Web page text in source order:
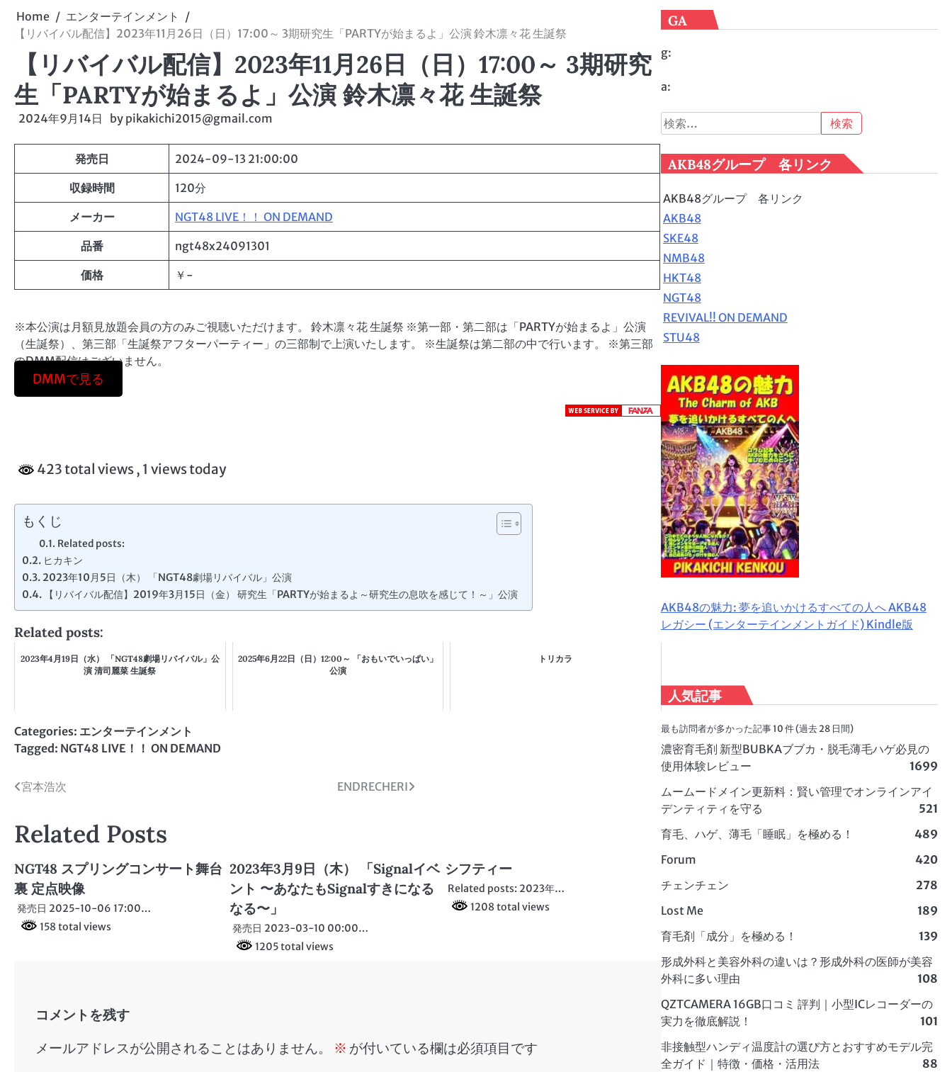
Home
エンターテインメント
【リバイバル配信】2023年11月26日（日）17:00～ 3期研究生「PARTYが始まるよ」公演 鈴木凛々花 生誕祭
【リバイバル配信】2023年11月26日（日）17:00～ 3期研究
生「PARTYが始まるよ」公演 鈴木凛々花 生誕祭
2024年9月14日 by pikakichi2015@gmail.com
発売日 2024-09-13 21:00:00
収録時間 120分
メーカー NGT48 LIVE！！ ON DEMAND
品番 ngt48x24091301
価格 ￥-
※本公演は月額見放題会員の方のみご視聴いただけます。 鈴木凛々花 生誕祭 ※第一部・第二部は「PARTYが始まるよ」公演
（生誕祭）、第三部「生誕祭アフターパーティー」の三部制で上演いたします。 ※生誕祭は第二部の中で行います。 ※第三部
のDMM配信はございません。
DMMで見る
423 total views, 1 views today
もくじ
Related posts:
ヒカキン
2023年10月5日（木） 「NGT48劇場リバイバル」公演
【リバイバル配信】2019年3月15日（金） 研究生「PARTYが始まるよ～研究生の息吹を感じて！～」公演
Related posts:
2023年4月19日（水） 「NGT48劇場リバイバル」公
演 清司麗菜 生誕祭
2025年6月22日（日）12:00～ 「おもいでいっぱい」
公演
トリカラ
Categories: エンターテインメント
Tagged: NGT48 LIVE！！ ON DEMAND
投
ナ
ビ
ゲ
ー
宮本浩次 ENDRECHERI
Related Posts
NGT48 スプリングコンサート舞台
裏 定点映像
発売日 2025-10-06 17:00…
158 total views
2023年3月9日（木） 「Signalイベ
ント 〜あなたもSignalすきになる
なる〜」
発売日 2023-03-10 00:00…
1205 total views
シフティー
Related posts: 2023年…
1208 total views
コメントを残す
メールアドレスが公開されることはありません。
※ が付いている欄は必須項目です
GA
g:
a:
検
索:
AKB48グループ 各リンク
AKB48グループ 各リンク
AKB48
SKE48
NMB48
HKT48
NGT48
REVIVAL!! ON DEMAND
STU48
AKB48の魅力: 夢を追いかけるすべての人へ AKB48
レガシー (エンターテインメントガイド) Kindle版
人気記事
最も訪問者が多かった記事 10 件 (過去 28 日間)
濃密育毛剤 新型BUBKAブブカ・脱毛薄毛ハゲ必見の
使用体験レビュー
1699
ムームードメイン更新料：賢い管理でオンラインアイ
デンティティを守る
521
育毛、ハゲ、薄毛「睡眠」を極める！
489
Forum
420
チェンチェン
278
Lost Me
189
育毛剤「成分」を極める！
139
形成外科と美容外科の違いは？形成外科の医師が美容
外科に多い理由
108
QZTCAMERA 16GB口コミ 評判｜小型ICレコーダーの
実力を徹底解説！
101
非接触型ハンディ温度計の選び方とおすすめモデル完
全ガイド｜特徴・価格・活用法
88